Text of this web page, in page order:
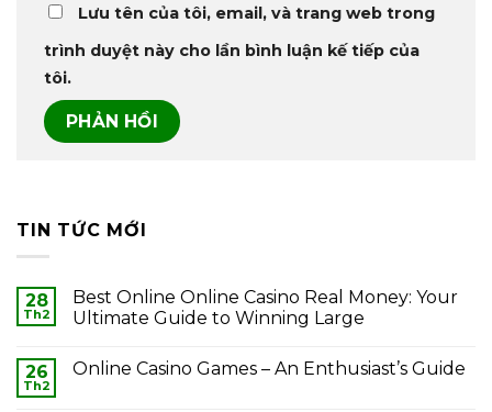
Lưu tên của tôi, email, và trang web trong
trình duyệt này cho lần bình luận kế tiếp của
tôi.
TIN TỨC MỚI
28
Th2
Best Online Online Casino Real Money: Your
Ultimate Guide to Winning Large
26
Th2
Online Casino Games – An Enthusiast’s Guide